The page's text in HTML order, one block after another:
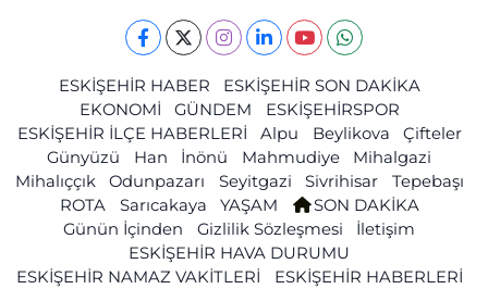
ESKİŞEHİR HABER
ESKİŞEHİR SON DAKİKA
EKONOMİ
GÜNDEM
ESKİŞEHİRSPOR
ESKİŞEHİR İLÇE HABERLERİ
Alpu Beylikova
Çifteler
Günyüzü
Han İnönü Mahmudiye
Mihalgazi
Mihalıççık
Odunpazarı Seyitgazi Sivrihisar
Tepebaşı
ROTA
Sarıcakaya YAŞAM
SON DAKİKA
Günün İçinden
Gizlilik Sözleşmesi
İletişim
ESKİŞEHİR HAVA DURUMU
ESKİŞEHİR NAMAZ VAKİTLERİ
ESKİŞEHİR HABERLERİ